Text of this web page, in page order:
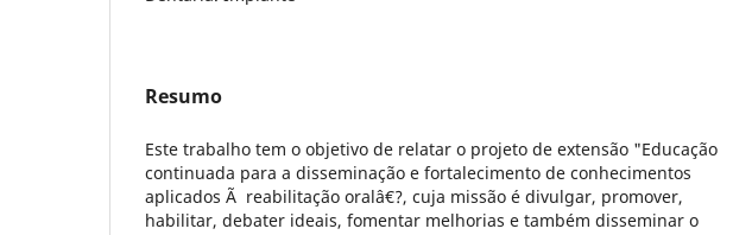
Resumo
Este trabalho tem o objetivo de relatar o projeto de extensão "Educação
continuada para a disseminação e fortalecimento de conhecimentos
aplicados Ã reabilitação oralâ€?, cuja missão é divulgar, promover,
habilitar, debater ideais, fomentar melhorias e também disseminar o